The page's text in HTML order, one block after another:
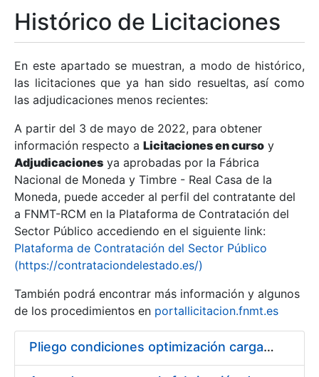
Mostrar/Ocultar
Mostrar/Ocultar
Mostrar/Ocultar
Histórico de Licitaciones
En este apartado se muestran, a modo de histórico,
las licitaciones que ya han sido resueltas, así como
las adjudicaciones menos recientes:
A partir del 3 de mayo de 2022, para obtener
información respecto a Licitaciones en curso y
Adjudicaciones ya aprobadas por la Fábrica
Nacional de Moneda y Timbre - Real Casa de la
Moneda, puede acceder al perfil del contratante del
a FNMT-RCM en la Plataforma de Contratación del
Sector Público accediendo en el siguiente link:
Plataforma de Contratación del Sector Público
(https://contrataciondelestado.es/)
También podrá encontrar más información y algunos
de los procedimientos en portallicitacion.fnmt.es
Pliego condiciones optimización cargas compras firmado